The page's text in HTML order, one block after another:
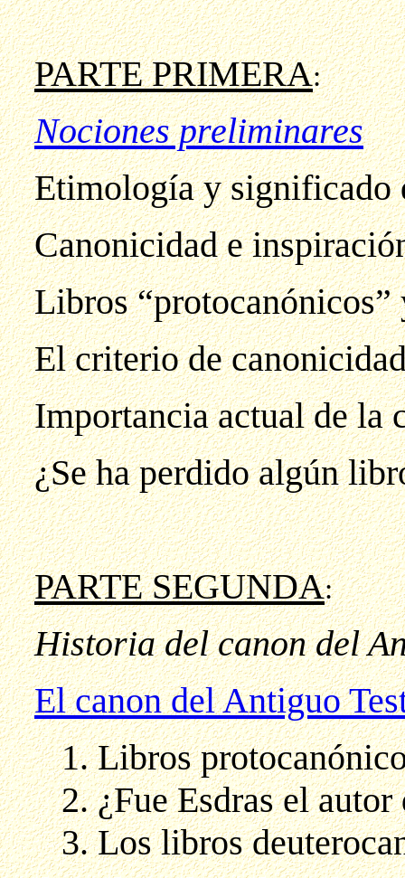
PARTE PRIMERA:
Nociones preliminares
Etimología y significado
Canonicidad e
Libros
El criterio de
Importancia actual de la
¿Se ha perdido algún
PARTE SEGUNDA:
Historia del canon del
El canon del Antiguo
1. Libros
2. ¿Fue Esdras el
3. Los libros